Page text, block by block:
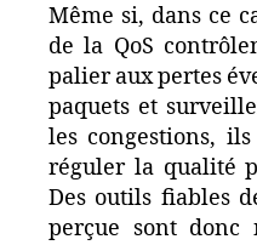
Même si, dans ce
de la QoS
palier aux pertes
paquets et
les congestions,
réguler la qualité
Des outils fiables
perçue sont donc